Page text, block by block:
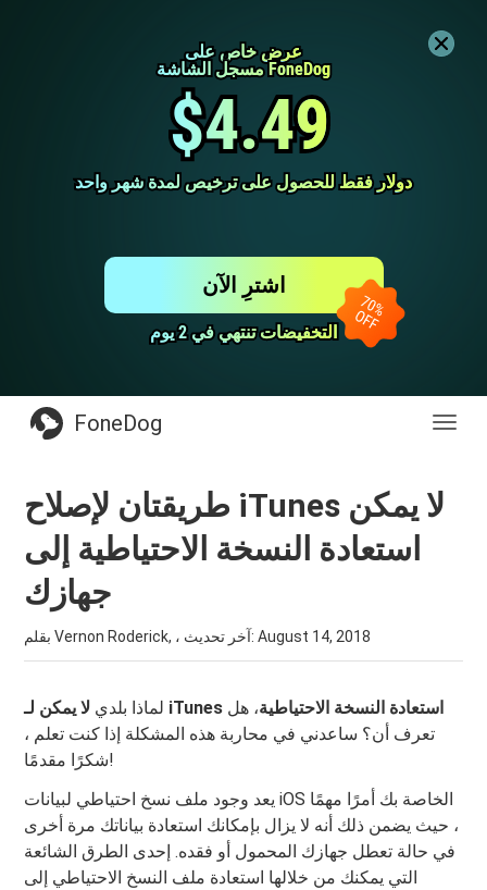
عرض خاص على
عرض خاص على
مسجل الشاشة FoneDog
مسجل الشاشة FoneDog
$4.49
$4.49
دولار فقط للحصول على ترخيص لمدة شهر واحد
دولار فقط للحصول على ترخيص لمدة شهر واحد
التخفيضات تنتهي في 2 يوم
التخفيضات تنتهي في 2 يوم
اشترِ الآن
FoneDog
طريقتان لإصلاح iTunes لا يمكن
استعادة النسخة الاحتياطية إلى
جهازك
بقلم Vernon Roderick, ، آخر تحديث:August 14, 2018
لماذا بلدي لا يمكن لـ iTunes استعادة النسخة الاحتياطية، هل
تعرف أن؟ ساعدني في محاربة هذه المشكلة إذا كنت تعلم ،
شكرًا مقدمًا!
يعد وجود ملف نسخ احتياطي لبيانات iOS الخاصة بك أمرًا مهمًا
، حيث يضمن ذلك أنه لا يزال بإمكانك استعادة بياناتك مرة أخرى
في حالة تعطل جهازك المحمول أو فقده. إحدى الطرق الشائعة
التي يمكنك من خلالها استعادة ملف النسخ الاحتياطي إلى